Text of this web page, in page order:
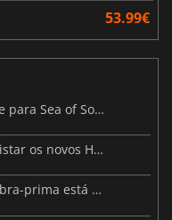
53.99€
Hollow Knight: Silksong prepara-se para Sea of Sorrow com um patch
A Invasão dos Illuminados: Conquistar os novos Helldivers 2 Atualização!
GTA VI: Para além dos atrasos, a obra-prima está quase a chegar